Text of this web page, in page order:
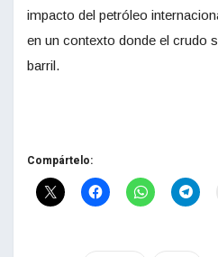
impacto del petróleo
en un contexto donde el crudo
barril.
Compártelo: